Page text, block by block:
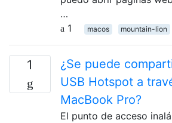
…
1
macos mountain-lion
1
¿Se puede
USB Hotspot a
MacBook Pro?
El punto de acceso